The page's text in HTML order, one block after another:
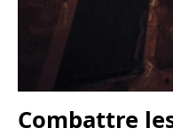
Combattre